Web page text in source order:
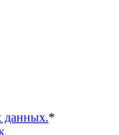
данных.*